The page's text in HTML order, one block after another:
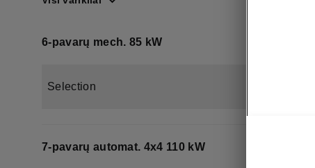
6-pavarų mech. 85 kW
Selection
7-pavarų automat. 4x4 110 kW